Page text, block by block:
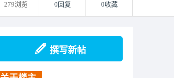
279浏览 0回复 0收藏
撰写新帖